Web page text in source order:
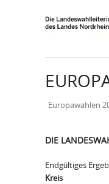
Europawahlen
DIE
Endgültiges
Kreis